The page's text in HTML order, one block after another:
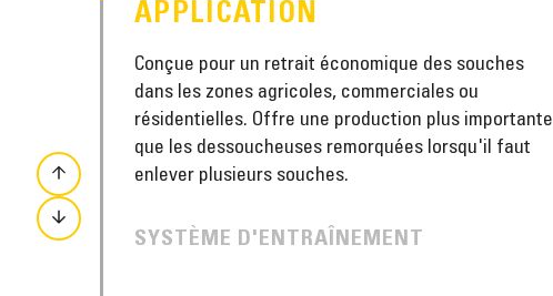
APPLICATION
Conçue pour un retrait économique des souches
dans les zones agricoles, commerciales ou
résidentielles. Offre une production plus importante
que les dessoucheuses remorquées lorsqu'il faut
enlever plusieurs souches.
SYSTÈME D'ENTRAÎNEMENT